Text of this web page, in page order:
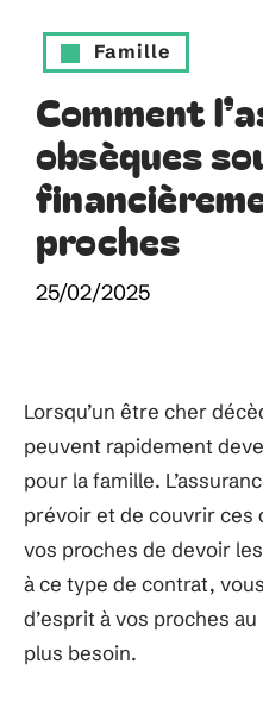
Famille
Comment
obsèques
proches
25/02/2025
Lorsqu’un être cher
peuvent rapidement
pour la famille.
prévoir et de couvrir ces
vos proches de devoir
à ce type de contrat,
d’esprit à vos proches
plus besoin.